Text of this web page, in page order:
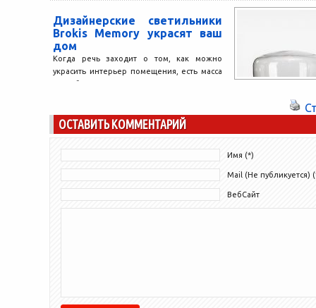
светильников
Дизайнерские светильники
Brokis Memory украсят ваш
дом
Когда речь заходит о том, как можно
украсить интерьер помещения, есть масса
способов это сделать. Одним из лучших
ОСТАВИТЬ КОММЕНТАРИЙ
Имя (*)
Mail (Не публикуется)
ВебСайт